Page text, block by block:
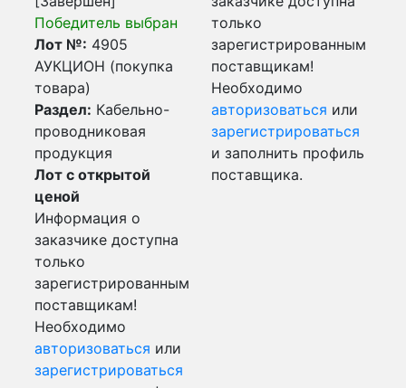
Победитель выбран
Лот №: 4905
АУКЦИОН (покупка
товара)
Раздел: Кабельно-
проводниковая
продукция
Лот с открытой
ценой
Информация о
заказчике доступна
только
зарегистрированным
поставщикам!
Необходимо
авторизоваться или
зарегистрироваться
только
зарегистрированным
поставщикам!
Необходимо
авторизоваться или
зарегистрироваться
и заполнить профиль
поставщика.